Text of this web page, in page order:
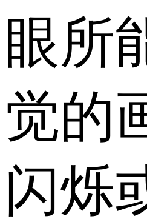
眼所
觉的
闪烁